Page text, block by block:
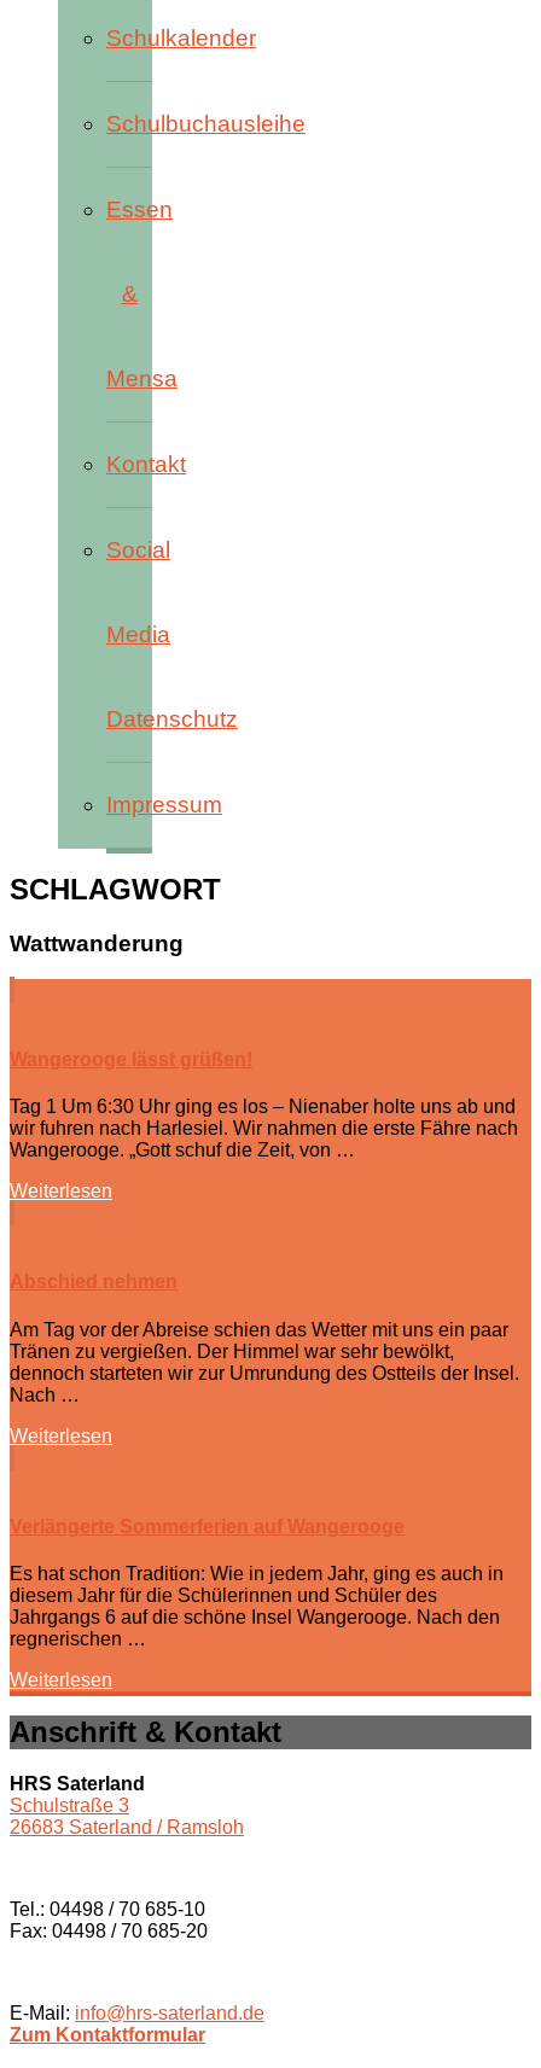
Schulkalender
Schulbuchausleihe
Essen
&
Mensa
Kontakt
Social
Media
Datenschutz
Impressum
SCHLAGWORT
Wattwanderung
Wangerooge lässt grüßen!
Tag 1 Um 6:30 Uhr ging es los – Nienaber holte uns ab und
wir fuhren nach Harlesiel. Wir nahmen die erste Fähre nach
Wangerooge. „Gott schuf die Zeit, von …
Weiterlesen
Abschied nehmen
Am Tag vor der Abreise schien das Wetter mit uns ein paar
Tränen zu vergießen. Der Himmel war sehr bewölkt,
dennoch starteten wir zur Umrundung des Ostteils der Insel.
Nach …
Weiterlesen
Verlängerte Sommerferien auf Wangerooge
Es hat schon Tradition: Wie in jedem Jahr, ging es auch in
diesem Jahr für die Schülerinnen und Schüler des
Jahrgangs 6 auf die schöne Insel Wangerooge. Nach den
regnerischen …
Weiterlesen
Anschrift & Kontakt
HRS Saterland
Schulstraße 3
26683 Saterland / Ramsloh
Tel.: 04498 / 70 685-10
Fax: 04498 / 70 685-20
E-Mail: info@hrs-saterland.de
Zum Kontaktformular